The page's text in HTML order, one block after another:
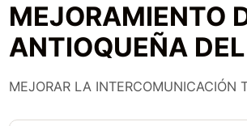
MEJORAMIENTO
ANTIOQUEÑA
MEJORAR LA INTERCOMUNICACIÓN